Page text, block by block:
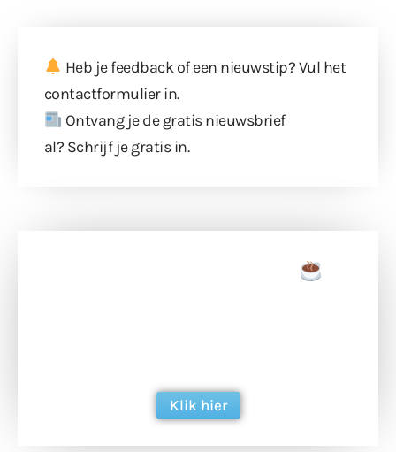
Heb je feedback of een nieuwstip? Vul het
contactformulierin.
Ontvang je de gratis nieuwsbrief
al? Schrijf je gratis in.
Klik hier